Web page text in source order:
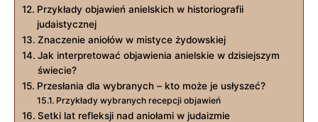
Przykłady objawień anielskich w historiografii
judaistycznej
Znaczenie aniołów w mistyce żydowskiej
Jak interpretować objawienia anielskie w dzisiejszym
świecie?
Przesłania dla wybranych – kto może je usłyszeć?
Przykłady wybranych recepcji objawień
Setki lat refleksji nad aniołami w judaizmie